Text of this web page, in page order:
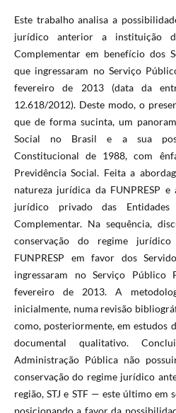
Este trabalho analisa a
jurídico anterior a instituição
Complementar em benefício dos
que ingressaram no Serviço
fevereiro de 2013 (data da
12.618/2012). Deste modo, o
que de forma sucinta, um
Social no Brasil e a sua
Constitucional de 1988, com
Previdência Social. Feita a
natureza jurídica da FUNPRESP
jurídico privado das Entidades
Complementar. Na sequência,
conservação do regime
FUNPRESP em favor dos
ingressaram no Serviço
fevereiro de 2013. A
inicialmente, numa revisão
como, posteriormente, em estudos
documental qualitativo.
Administração Pública não
conservação do regime jurídico
região, STJ e STF — este último em
posicionando a favor da